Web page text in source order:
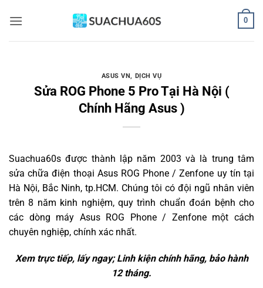
qua
0
ASUS VN, DỊCH VỤ
Sửa ROG Phone 5 Pro Tại Hà Nội (
Chính Hãng Asus )
Suachua60s được thành lập năm 2003 và là trung tâm
sửa chữa điện thoại Asus ROG Phone / Zenfone uy tín tại
Hà Nội, Bắc Ninh, tp.HCM. Chúng tôi có đội ngũ nhân viên
trên 8 năm kinh nghiệm, quy trình chuẩn đoán bệnh cho
các dòng máy Asus ROG Phone / Zenfone một cách
chuyên nghiệp, chính xác nhất.
Xem trực tiếp, lấy ngay; Linh kiện chính hãng, bảo hành
12 tháng.